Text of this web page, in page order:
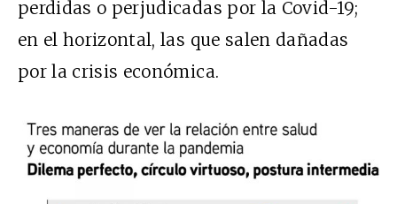
perdidas o perjudicadas por la Covid-19;
en el horizontal, las que salen dañadas
por la crisis económica.